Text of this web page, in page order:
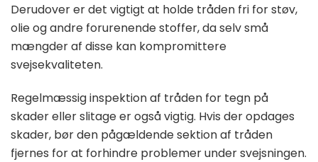
Derudover er det vigtigt at holde tråden fri for støv,
olie og andre forurenende stoffer, da selv små
mængder af disse kan kompromittere
svejsekvaliteten.
Regelmæssig inspektion af tråden for tegn på
skader eller slitage er også vigtig. Hvis der opdages
skader, bør den pågældende sektion af tråden
fjernes for at forhindre problemer under svejsningen.